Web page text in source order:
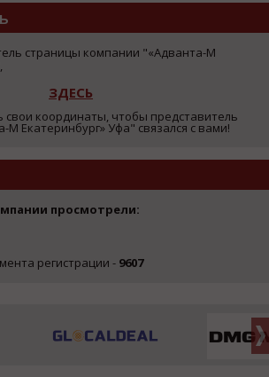
страницы компании "«Адванта-М
ЗДЕСЬ
свои координаты, чтобы представитель
Екатеринбург» Уфа" связался с вами!
просмотрели:
регистрации - 9607